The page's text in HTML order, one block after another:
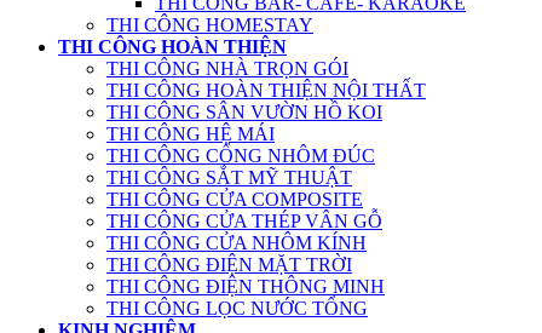
THI CÔNG HOMESTAY
THI CÔNG HOÀN THIỆN
THI CÔNG NHÀ TRỌN GÓI
THI CÔNG HOÀN THIỆN NỘI THẤT
THI CÔNG SÂN VƯỜN HỒ KOI
THI CÔNG HỆ MÁI
THI CÔNG CỔNG NHÔM ĐÚC
THI CÔNG SẮT MỸ THUẬT
THI CÔNG CỬA COMPOSITE
THI CÔNG CỬA THÉP VÂN GỖ
THI CÔNG CỬA NHÔM KÍNH
THI CÔNG ĐIỆN MẶT TRỜI
THI CÔNG ĐIỆN THÔNG MINH
THI CÔNG LỌC NƯỚC TỔNG